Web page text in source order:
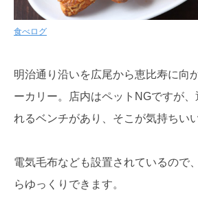
食べログ
明治通り沿いを広尾から恵比寿に向
ーカリー。店内はペットNGですが
れるベンチがあり、そこが気持ちいい
電気毛布なども設置されているので
らゆっくりできます。